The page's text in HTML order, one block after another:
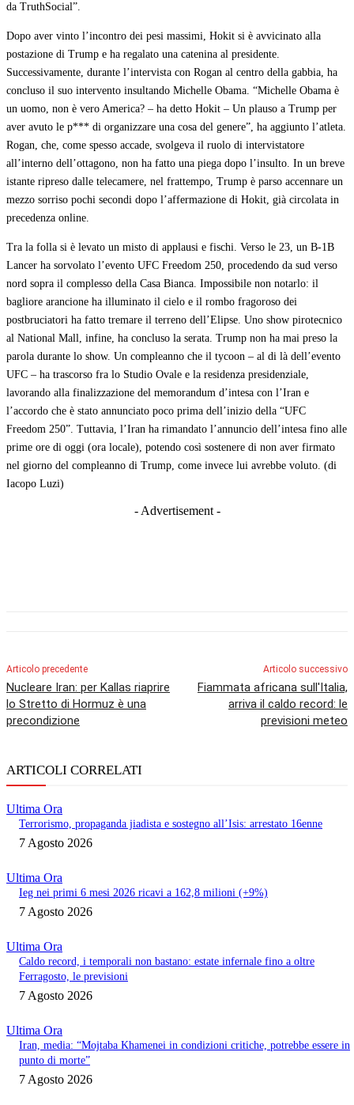
da TruthSocial”.
Dopo aver vinto l’incontro dei pesi massimi, Hokit si è avvicinato alla
postazione di Trump e ha regalato una catenina al presidente.
Successivamente, durante l’intervista con Rogan al centro della gabbia, ha
concluso il suo intervento insultando Michelle Obama. “Michelle Obama è
un uomo, non è vero America? – ha detto Hokit – Un plauso a Trump per
aver avuto le p*** di organizzare una cosa del genere”, ha aggiunto l’atleta.
Rogan, che, come spesso accade, svolgeva il ruolo di intervistatore
all’interno dell’ottagono, non ha fatto una piega dopo l’insulto. In un breve
istante ripreso dalle telecamere, nel frattempo, Trump è parso accennare un
mezzo sorriso pochi secondi dopo l’affermazione di Hokit, già circolata in
precedenza online.
Tra la folla si è levato un misto di applausi e fischi. Verso le 23, un B-1B
Lancer ha sorvolato l’evento UFC Freedom 250, procedendo da sud verso
nord sopra il complesso della Casa Bianca. Impossibile non notarlo: il
bagliore arancione ha illuminato il cielo e il rombo fragoroso dei
postbruciatori ha fatto tremare il terreno dell’Elipse. Uno show pirotecnico
al National Mall, infine, ha concluso la serata. Trump non ha mai preso la
parola durante lo show. Un compleanno che il tycoon – al di là dell’evento
UFC – ha trascorso fra lo Studio Ovale e la residenza presidenziale,
lavorando alla finalizzazione del memorandum d’intesa con l’Iran e
l’accordo che è stato annunciato poco prima dell’inizio della “UFC
Freedom 250”. Tuttavia, l’Iran ha rimandato l’annuncio dell’intesa fino alle
prime ore di oggi (ora locale), potendo così sostenere di non aver firmato
nel giorno del compleanno di Trump, come invece lui avrebbe voluto. (di
Iacopo Luzi)
- Advertisement -
Articolo precedente
Nucleare Iran: per Kallas riaprire
lo Stretto di Hormuz è una
precondizione
Articolo successivo
Fiammata africana sull'Italia,
arriva il caldo record: le
previsioni meteo
ARTICOLI CORRELATI
Ultima Ora
Terrorismo, propaganda jiadista e sostegno all’Isis: arrestato 16enne
7 Agosto 2026
Ultima Ora
Ieg nei primi 6 mesi 2026 ricavi a 162,8 milioni (+9%)
7 Agosto 2026
Ultima Ora
Caldo record, i temporali non bastano: estate infernale fino a oltre
Ferragosto, le previsioni
7 Agosto 2026
Ultima Ora
Iran, media: “Mojtaba Khamenei in condizioni critiche, potrebbe essere in
punto di morte”
7 Agosto 2026